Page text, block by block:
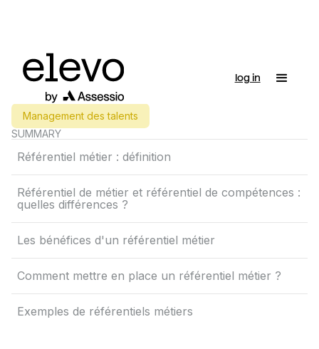
log in
Management des talents
SUMMARY
Référentiel métier : définition
Référentiel de métier et référentiel de compétences :
quelles différences ?
Les bénéfices d'un référentiel métier
Comment mettre en place un référentiel métier ?
Exemples de référentiels métiers